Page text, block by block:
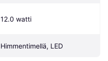
12.0 watti
Himmentimellä, LED